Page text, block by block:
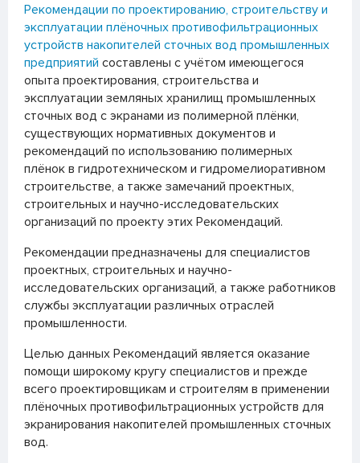
Рекомендации по проектированию, строительству и
эксплуатации плёночных противофильтрационных
устройств накопителей сточных вод промышленных
предприятий составлены с учётом имеющегося
опыта проектирования, строительства и
эксплуатации земляных хранилищ промышленных
сточных вод с экранами из полимерной плёнки,
существующих нормативных документов и
рекомендаций по использованию полимерных
плёнок в гидротехническом и гидромелиоративном
строительстве, а также замечаний проектных,
строительных и научно-исследовательских
организаций по проекту этих Рекомендаций.
Рекомендации предназначены для специалистов
проектных, строительных и научно-
исследовательских организаций, а также работников
службы эксплуатации различных отраслей
промышленности.
Целью данных Рекомендаций является оказание
помощи широкому кругу специалистов и прежде
всего проектировщикам и строителям в применении
плёночных противофильтрационных устройств для
экранирования накопителей промышленных сточных
вод.